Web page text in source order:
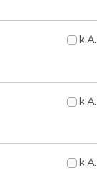
k.A.
k.A.
k.A.